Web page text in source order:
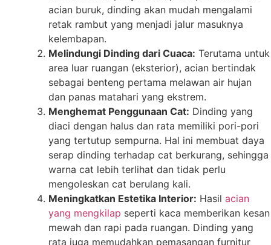
acian buruk, dinding akan mudah mengalami
retak rambut yang menjadi jalur masuknya
kelembapan.
Melindungi Dinding dari Cuaca: Terutama untuk
area luar ruangan (eksterior), acian bertindak
sebagai benteng pertama melawan air hujan
dan panas matahari yang ekstrem.
Menghemat Penggunaan Cat: Dinding yang
diaci dengan halus dan rata memiliki pori-pori
yang tertutup sempurna. Hal ini membuat daya
serap dinding terhadap cat berkurang, sehingga
warna cat lebih terlihat dan tidak perlu
mengoleskan cat berulang kali.
Meningkatkan Estetika Interior: Hasil acian
yang mengkilap seperti kaca memberikan kesan
mewah dan rapi pada ruangan. Dinding yang
rata juga memudahkan pemasangan furnitur